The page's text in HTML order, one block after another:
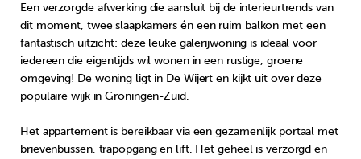
Een verzorgde afwerking die aansluit bij de interieurtrends van
dit moment, twee slaapkamers én een ruim balkon met een
fantastisch uitzicht: deze leuke galerijwoning is ideaal voor
iedereen die eigentijds wil wonen in een rustige, groene
omgeving! De woning ligt in De Wijert en kijkt uit over deze
populaire wijk in Groningen-Zuid.
Het appartement is bereikbaar via een gezamenlijk portaal met
brievenbussen, trapopgang en lift. Het geheel is verzorgd en